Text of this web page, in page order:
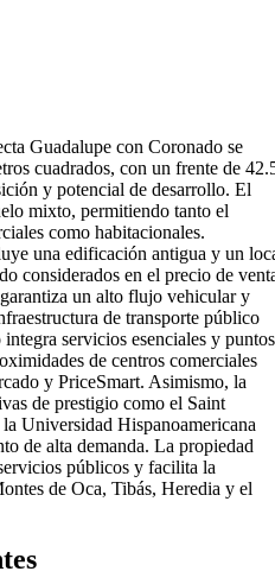
Guadalupe con Coronado se
cuadrados, con un frente de
y potencial de desarrollo. El
mixto, permitiendo tanto el
como habitacionales.
una edificación antigua y un
considerados en el precio de
un alto flujo vehicular y
de transporte público
servicios esenciales y puntos
de centros comerciales
y PriceSmart. Asimismo, la
de prestigio como el Saint
Universidad Hispanoamericana
de alta demanda. La propiedad
públicos y facilita la
de Oca, Tibás, Heredia y el